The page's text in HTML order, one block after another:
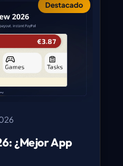
Destacado
¿Mejor App